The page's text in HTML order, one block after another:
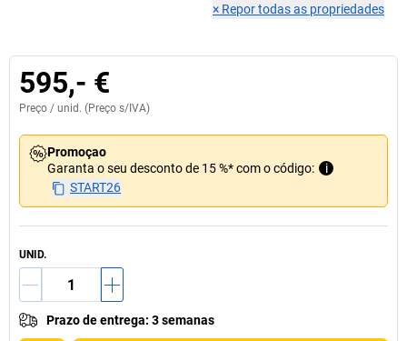
× Repor todas as propriedades
595,- €
Preço / unid. (Preço s/IVA)
Promoçao
Garanta o seu desconto de 15 %* com o código:
i
START26
UNID.
Prazo de entrega: 3 semanas